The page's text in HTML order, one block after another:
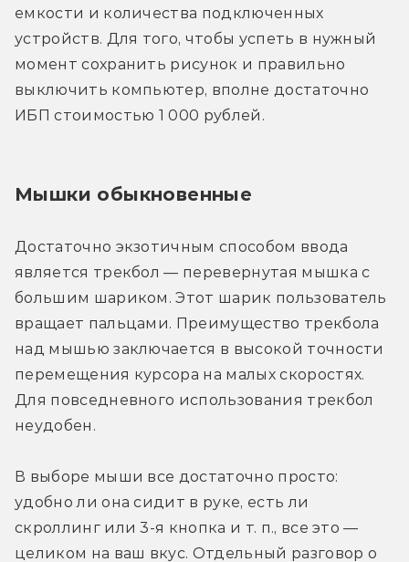
емкости и количества подключенных
устройств. Для того, чтобы успеть в нужный
момент сохранить рисунок и правильно
выключить компьютер, вполне достаточно
ИБП стоимостью 1 000 рублей.
Мышки обыкновенные
Достаточно экзотичным способом ввода
является трекбол — перевернутая мышка с
большим шариком. Этот шарик пользователь
вращает пальцами. Преимущество трекбола
над мышью заключается в высокой точности
перемещения курсора на малых скоростях.
Для повседневного использования трекбол
неудобен.
В выборе мыши все достаточно просто:
удобно ли она сидит в руке, есть ли
скроллинг или 3-я кнопка и т. п., все это —
целиком на ваш вкус. Отдельный разговор о